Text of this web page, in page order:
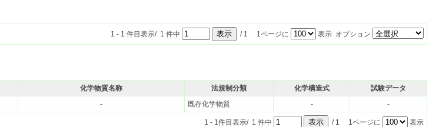
1 - 1 件目表示/ 1 件中 / 1 1ページに 表示 オプション
化学物質名称 法規制分類 化学構造式
試験データ
- 既存化学物質 - -
1 - 1件目表示/ 1 件中 / 1 1ページに 表示